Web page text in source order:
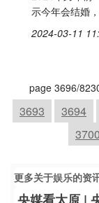
示今年会结婚
2024-03-11
page 3696/
3693
3694
3700
更多关于娱乐的资